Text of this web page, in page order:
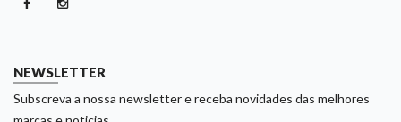
NEWSLETTER
Subscreva a nossa newsletter e receba novidades das melhores